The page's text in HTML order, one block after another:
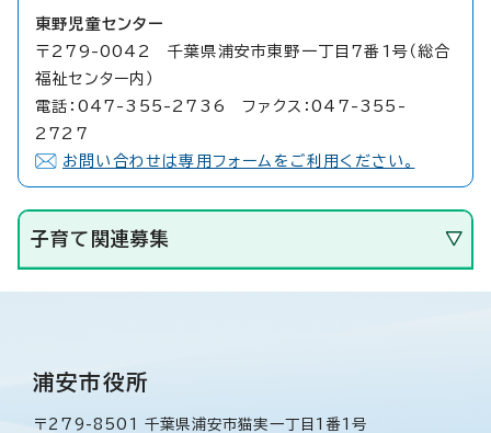
東野児童センター
〒279-0042 千葉県浦安市東野一丁目7番1号（総合
福祉センター内）
電話：047-355-2736 ファクス：047-355-
2727
お問い合わせは専用フォームをご利用ください。
子育て関連募集
浦安市役所
〒279-8501 千葉県浦安市猫実一丁目1番1号